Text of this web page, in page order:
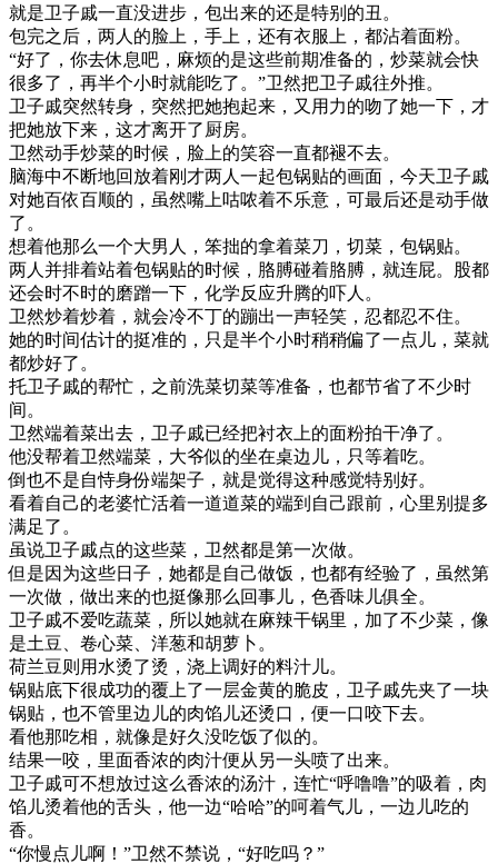
就是卫子戚一直没进步，包出来的还是特别的丑。
包完之后，两人的脸上，手上，还有衣服上，都沾着面粉。
“好了，你去休息吧，麻烦的是这些前期准备的，炒菜就会快
很多了，再半个小时就能吃了。”卫然把卫子戚往外推。
卫子戚突然转身，突然把她抱起来，又用力的吻了她一下，才
把她放下来，这才离开了厨房。
卫然动手炒菜的时候，脸上的笑容一直都褪不去。
脑海中不断地回放着刚才两人一起包锅贴的画面，今天卫子戚
对她百依百顺的，虽然嘴上咕哝着不乐意，可最后还是动手做
了。
想着他那么一个大男人，笨拙的拿着菜刀，切菜，包锅贴。
两人并排着站着包锅贴的时候，胳膊碰着胳膊，就连屁。股都
还会时不时的磨蹭一下，化学反应升腾的吓人。
卫然炒着炒着，就会冷不丁的蹦出一声轻笑，忍都忍不住。
她的时间估计的挺准的，只是半个小时稍稍偏了一点儿，菜就
都炒好了。
托卫子戚的帮忙，之前洗菜切菜等准备，也都节省了不少时
间。
卫然端着菜出去，卫子戚已经把衬衣上的面粉拍干净了。
他没帮着卫然端菜，大爷似的坐在桌边儿，只等着吃。
倒也不是自恃身份端架子，就是觉得这种感觉特别好。
看着自己的老婆忙活着一道道菜的端到自己跟前，心里别提多
满足了。
虽说卫子戚点的这些菜，卫然都是第一次做。
但是因为这些日子，她都是自己做饭，也都有经验了，虽然第
一次做，做出来的也挺像那么回事儿，色香味儿俱全。
卫子戚不爱吃蔬菜，所以她就在麻辣干锅里，加了不少菜，像
是土豆、卷心菜、洋葱和胡萝卜。
荷兰豆则用水烫了烫，浇上调好的料汁儿。
锅贴底下很成功的覆上了一层金黄的脆皮，卫子戚先夹了一块
锅贴，也不管里边儿的肉馅儿还烫口，便一口咬下去。
看他那吃相，就像是好久没吃饭了似的。
结果一咬，里面香浓的肉汁便从另一头喷了出来。
卫子戚可不想放过这么香浓的汤汁，连忙“呼噜噜”的吸着，肉
馅儿烫着他的舌头，他一边“哈哈”的呵着气儿，一边儿吃的
香。
“你慢点儿啊！”卫然不禁说，“好吃吗？”